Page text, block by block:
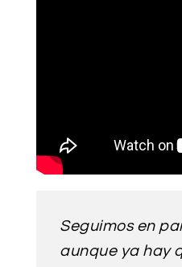
Seguimos en
aunque ya hay